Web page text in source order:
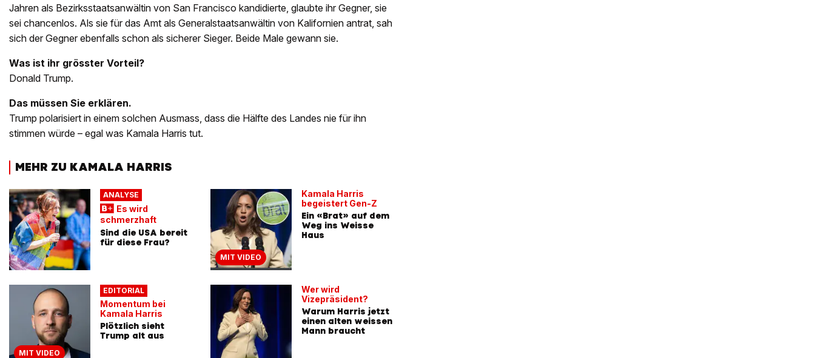
Jahren als Bezirksstaatsanwältin von San Francisco kandidierte, glaubte ihr Gegner, sie
sei chancenlos. Als sie für das Amt als Generalstaatsanwältin von Kalifornien antrat, sah
sich der Gegner ebenfalls schon als sicherer Sieger. Beide Male gewann sie.
Was ist ihr grösster Vorteil?
Donald Trump.
Das müssen Sie erklären.
Trump polarisiert in einem solchen Ausmass, dass die Hälfte des Landes nie für ihn
stimmen würde – egal was Kamala Harris tut.
MEHR ZU KAMALA HARRIS
ANALYSE
Es wird
schmerzhaft
Sind die USA bereit
für diese Frau?
MIT VIDEO
EDITORIAL
Momentum bei
Kamala Harris
Plötzlich sieht
Trump alt aus
MIT VIDEO
Kamala Harris
begeistert Gen-Z
Ein «Brat» auf dem
Weg ins Weisse
Haus
Wer wird
Vizepräsident?
Warum Harris jetzt
einen alten weissen
Mann braucht